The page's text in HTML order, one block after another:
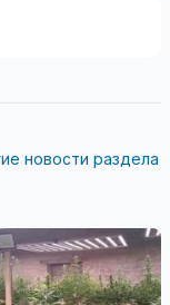
новости раздела